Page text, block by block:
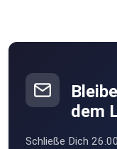
dem
Schließe Dich